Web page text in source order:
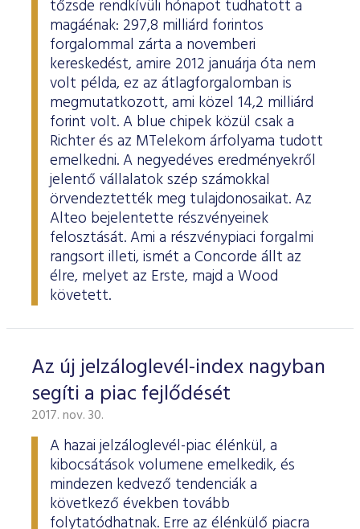
tőzsde rendkívüli hónapot tudhatott a
magáénak: 297,8 milliárd forintos
forgalommal zárta a novemberi
kereskedést, amire 2012 januárja óta nem
volt példa, ez az átlagforgalomban is
megmutatkozott, ami közel 14,2 milliárd
forint volt. A blue chipek közül csak a
Richter és az MTelekom árfolyama tudott
emelkedni. A negyedéves eredményekről
jelentő vállalatok szép számokkal
örvendeztették meg tulajdonosaikat. Az
Alteo bejelentette részvényeinek
felosztását. Ami a részvénypiaci forgalmi
rangsort illeti, ismét a Concorde állt az
élre, melyet az Erste, majd a Wood
követett.
Az új jelzáloglevél-index nagyban
segíti a piac fejlődését
2017. nov. 30.
A hazai jelzáloglevél-piac élénkül, a
kibocsátások volumene emelkedik, és
mindezen kedvező tendenciák a
következő években tovább
folytatódhatnak. Erre az élénkülő piacra